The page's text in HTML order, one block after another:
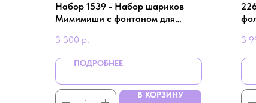
Набор 1539 - Набор шариков
Мимимиши с фонтаном для
3 300 р.
ПОДРОБНЕЕ
В КОРЗИНУ
3